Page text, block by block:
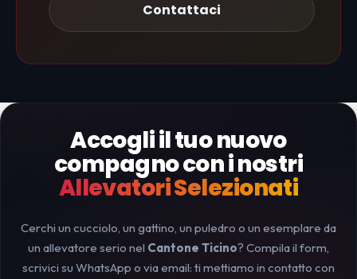
Contattaci
Accogli il tuo nuovo
compagno con i nostri
Allevatori Selezionati
Cerchi un cucciolo, un gattino, un puledro o un esemplare da
un allevatore serio nel Cantone Ticino? Compila il form,
scrivici su WhatsApp o via email: ti mettiamo in contatto con